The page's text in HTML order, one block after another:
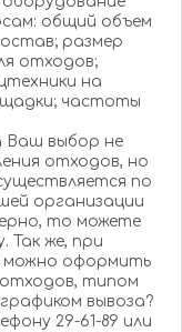
общий объем
размер
отходов;
на
частоты
Ваш выбор не
отходов, но
по
организации
то можете
Так же, при
можно оформить
отходов, типом
вывоза?
29-61-89 или